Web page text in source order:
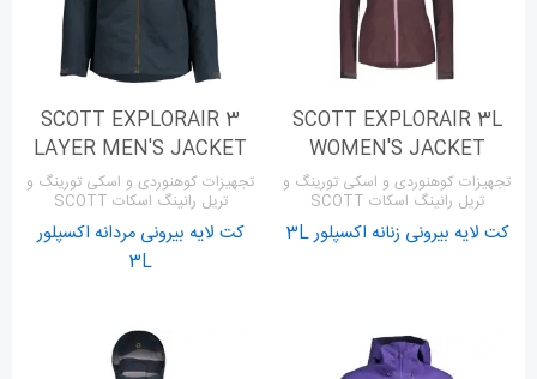
SCOTT EXPLORAIR 3L
WOMEN'S JACKET
تجهیزات کوهنوردی و اسکی تورینگ و
تریل رانینگ اسکات SCOTT
کت لایه بیرونی زنانه اکسپلور 3L
SCOTT EXPLORAIR 3
LAYER MEN'S JACKET
تجهیزات کوهنوردی و اسکی تورینگ و
تریل رانینگ اسکات SCOTT
کت لایه بیرونی مردانه اکسپلور
3L